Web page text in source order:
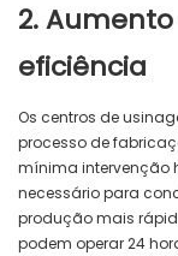
2.
eficiência
Os centros de
processo de
mínima intervenção
necessário para
produção mais
podem operar 24